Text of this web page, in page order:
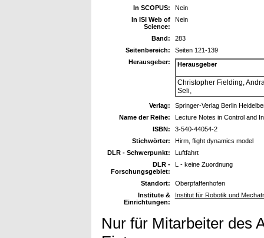
In SCOPUS:
Nein
In ISI Web of
Science:
Nein
Band:
283
Seitenbereich:
Seiten 121-139
Herausgeber:
Herausgeber
Christopher Fielding,
Seli,
Verlag:
Springer-Verlag Berlin
Name der Reihe:
Lecture Notes in Control and
ISBN:
3-540-44054-2
Stichwörter:
Hirm, flight dynamics model
DLR - Schwerpunkt:
Luftfahrt
DLR -
Forschungsgebiet:
L - keine Zuordnung
Standort:
Oberpfaffenhofen
Institute &
Einrichtungen:
Institut für Robotik und
Nur für Mitarbeiter des